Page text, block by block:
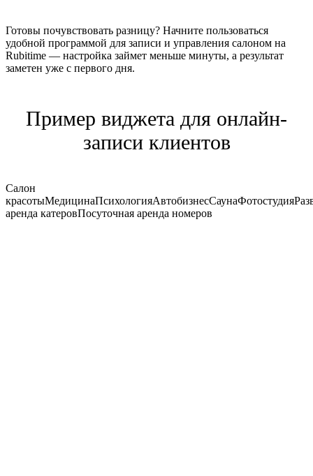
Готовы почувствовать разницу? Начните пользоваться
удобной программой для записи и управления салоном на
Rubitime — настройка займет меньше минуты, а результат
заметен уже с первого дня.
Пример виджета для онлайн-
записи клиентов
Салон
красотыМедицинаПсихологияАвтобизнесСаунаФотостудия
аренда катеровПосуточная аренда номеров